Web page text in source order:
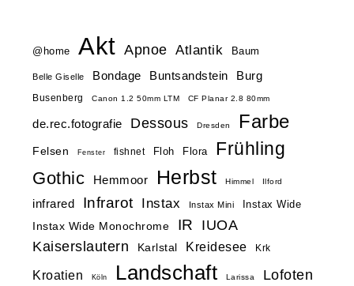
@home Akt Apnoe Atlantik Baum
Belle Giselle Bondage Buntsandstein Burg
Busenberg Canon 1.2 50mm LTM CF Planar 2.8 80mm
de.rec.fotografie Dessous Dresden Farbe
Felsen Fenster fishnet Floh Flora Frühling
Gothic Hemmoor Herbst Himmel Ilford
infrared Infrarot Instax Instax Mini
Instax Wide
Instax Wide Monochrome
IR
IUOA
Kaiserslautern
Karlstal Kreidesee Krk
Kroatien Köln Landschaft Larissa Lofoten